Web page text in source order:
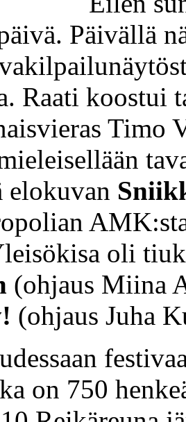
Päivällä
Raati koostui
Timo
elokuvan
oli
(ohjaus Miina
(ohjaus Juha
on 750